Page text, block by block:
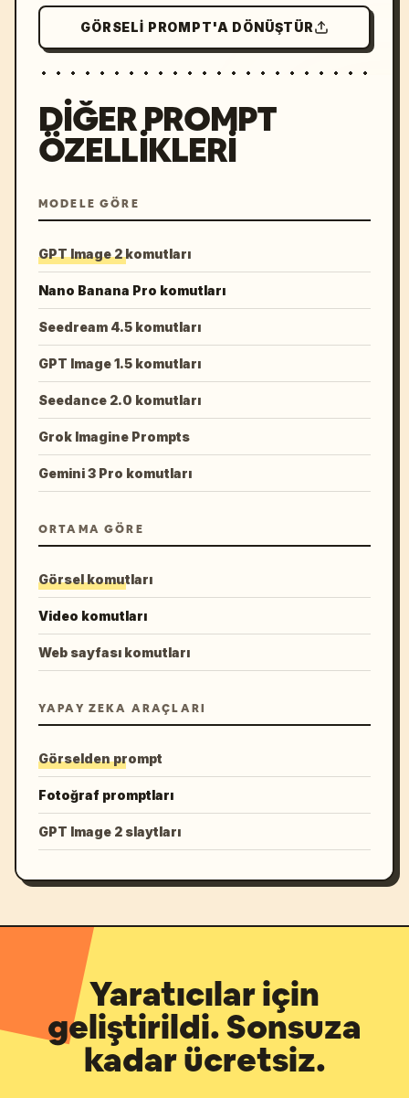
GÖRSELI PROMPT'A DÖNÜŞTÜR
DIĞER PROMPT
ÖZELLIKLERI
MODELE GÖRE
GPT Image 2 komutları
Nano Banana Pro komutları
Seedream 4.5 komutları
GPT Image 1.5 komutları
Seedance 2.0 komutları
Grok Imagine Prompts
Gemini 3 Pro komutları
ORTAMA GÖRE
Görsel komutları
Video komutları
Web sayfası komutları
YAPAY ZEKA ARAÇLARI
Görselden prompt
Fotoğraf promptları
GPT Image 2 slaytları
Yaratıcılar için
geliştirildi. Sonsuza
kadar ücretsiz.